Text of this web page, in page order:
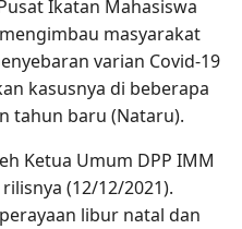
Ikatan Mahasiswa
masyarakat
varian Covid-19
kasusnya di beberapa
tahun baru (Nataru).
Ketua Umum DPP IMM
(12/12/2021).
libur natal dan